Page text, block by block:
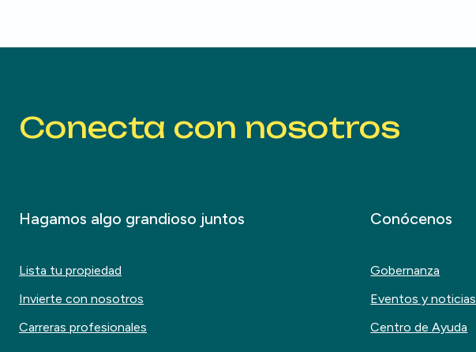
Conecta con nosotros
Hagamos algo grandioso juntos
Lista tu propiedad
Invierte con nosotros
Carreras profesionales
Conócenos
Gobernanza
Eventos y noticias
Centro de Ayuda